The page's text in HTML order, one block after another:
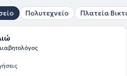
Πολυτεχνείο Πλατεία